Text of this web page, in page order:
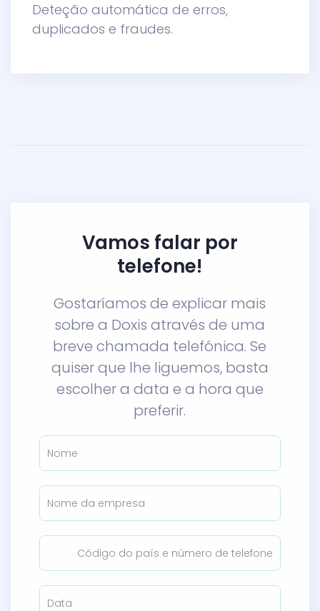
Deteção automática de erros,
duplicados e fraudes.
Vamos falar por
telefone!
Gostaríamos de explicar mais
sobre a Doxis através de uma
breve chamada telefónica. Se
quiser que lhe liguemos, basta
escolher a data e a hora que
preferir.